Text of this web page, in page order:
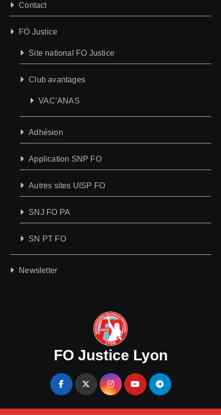
Contact
FO Justice
Site national FO Justice
Club avantages
VAC’ANAS
Adhésion
Application SNP FO
Autres sites UISP FO
SNJ FO PA
SN PT FO
Newsletter
FO Justice Lyon